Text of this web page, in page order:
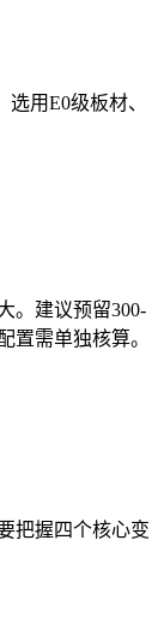
用E0级板材、
。建议预留300-
置需单独核算。
把握四个核心变